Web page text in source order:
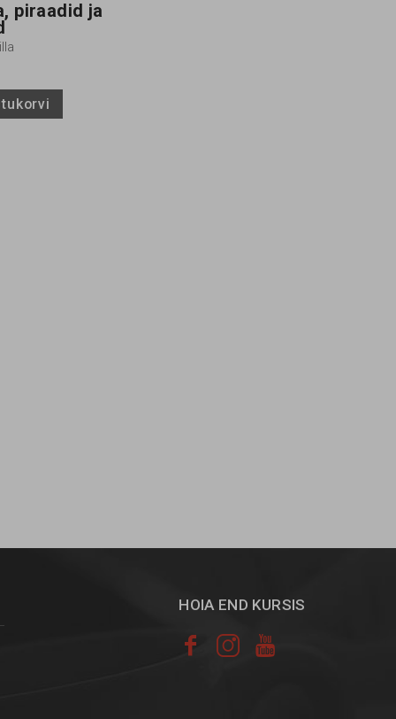
piraadid ja
HOIA END KURSIS
  